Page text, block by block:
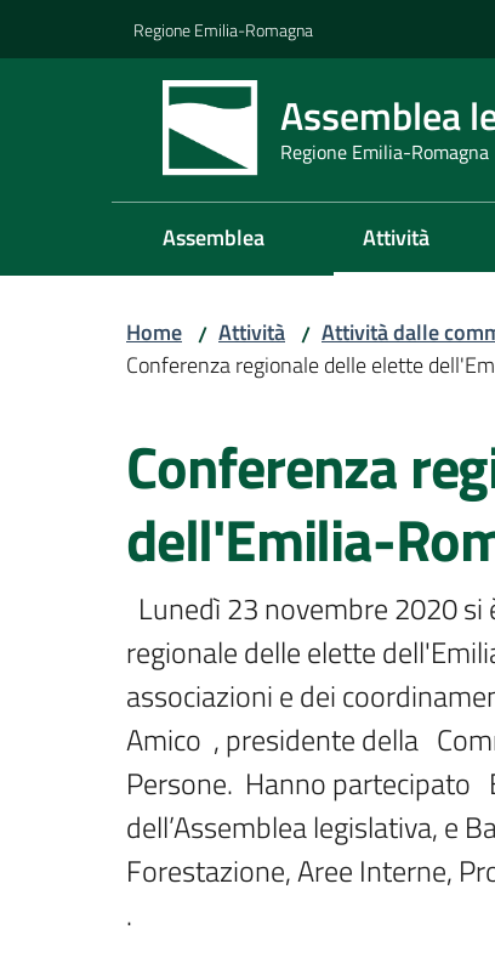
Regione Emilia-Romagna
Assemblea
Regione Emilia-Romagna
Assemblea Attività
Home / Attività / Attività dalle
Conferenza regionale delle elette
Conferenza
dell'Emilia-
regionale delle elette
associazioni e dei
Amico  , presidente della
Persone.  Hanno partecipato
dell’Assemblea legislativa, e
Forestazione, Aree Interne,
.